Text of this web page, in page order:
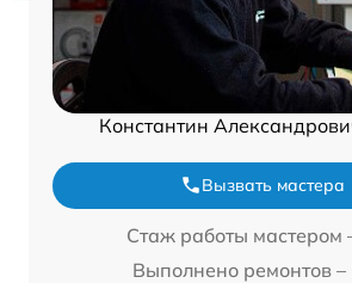
Константин
Вызвать мастера
Стаж работы мастером
Выполнено ремонтов –